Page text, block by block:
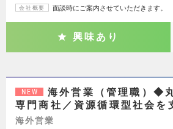
会社概要 面談時にご案内させていただきます。
興味あり
NEW
海外営業（管理職）◆
専門商社／資源循環型社会を
海外営業